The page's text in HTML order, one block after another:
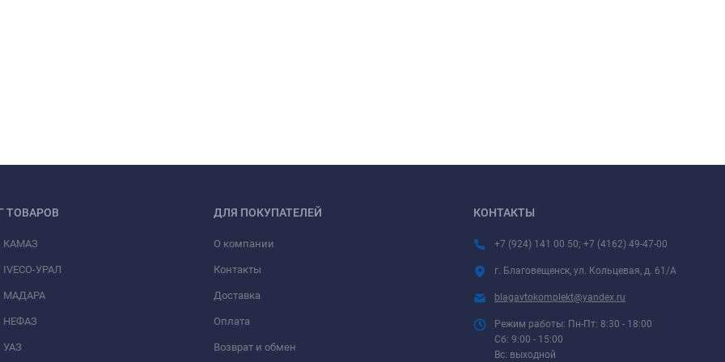
1 км (не более), для жилы сечением:
ТОВАРОВ
КАМАЗ
УРАЛ
МАДАРА
НЕФАЗ
УАЗ
ДЛЯ ПОКУПАТЕЛЕЙ
О компании
Контакты
Доставка
Оплата
Возврат и обмен
КОНТАКТЫ
+7 (924) 141 00 50; +7 (4162) 49-47-00
г. Благовещенск, ул. Кольцевая, д. 61/А
blagavtokomplekt@yandex.ru
Режим работы: Пн-Пт: 8:30 - 18:00
Сб: 9:00 - 15:00
Вс: выходной